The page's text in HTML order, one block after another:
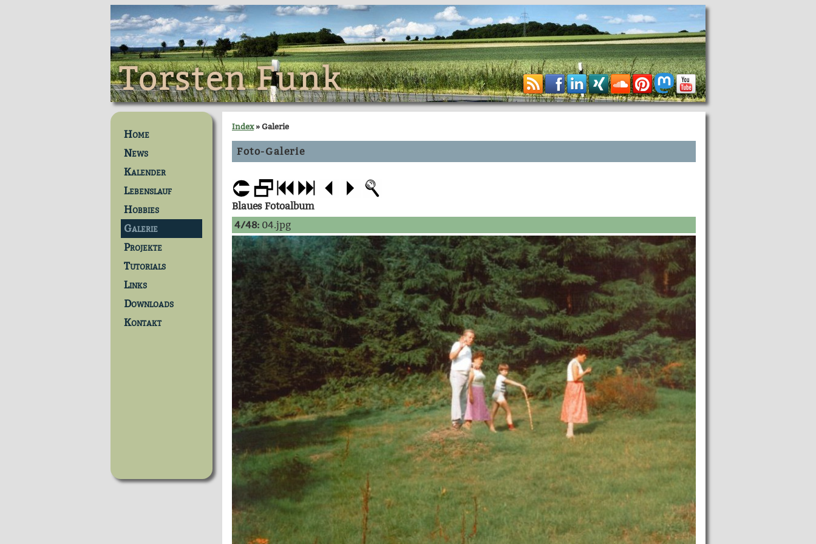
Torsten Funk
Home
News
Kalender
Lebenslauf
Hobbies
Galerie
Projekte
Tutorials
Links
Downloads
Kontakt
Index» Galerie
Foto-Galerie
Blaues Fotoalbum
4/48: 04.jpg